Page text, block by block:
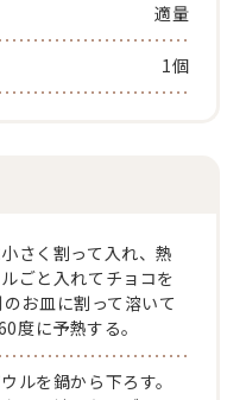
適量
1個
さく割って入れ、熱
ごと入れてチョコを
お皿に割って溶いて
度に予熱する。
ルを鍋から下ろす。